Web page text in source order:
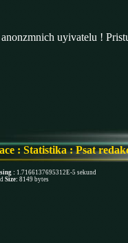
uyivatelu !
: Statistika:Psat
: 1.7166137695312E-5 sekund
Size: 8149 bytes